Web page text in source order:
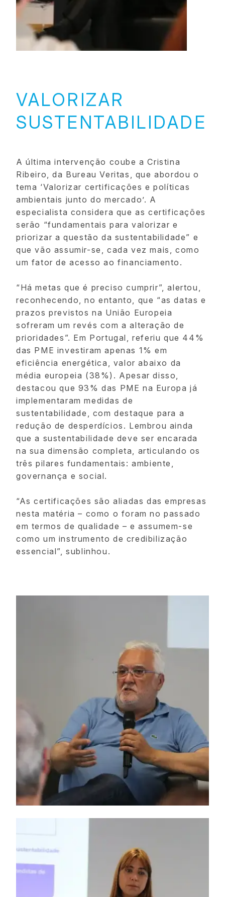
VALORIZAR
SUSTENTABILIDADE
A última intervenção coube a Cristina
Ribeiro, da Bureau Veritas, que abordou o
tema ‘Valorizar certificações e políticas
ambientais junto do mercado’. A
especialista considera que as certificações
serão “fundamentais para valorizar e
priorizar a questão da sustentabilidade” e
que vão assumir-se, cada vez mais, como
um fator de acesso ao financiamento.
“Há metas que é preciso cumprir”, alertou,
reconhecendo, no entanto, que “as datas e
prazos previstos na União Europeia
sofreram um revés com a alteração de
prioridades”. Em Portugal, referiu que 44%
das PME investiram apenas 1% em
eficiência energética, valor abaixo da
média europeia (38%). Apesar disso,
destacou que 93% das PME na Europa já
implementaram medidas de
sustentabilidade, com destaque para a
redução de desperdícios. Lembrou ainda
que a sustentabilidade deve ser encarada
na sua dimensão completa, articulando os
três pilares fundamentais: ambiente,
governança e social.
“As certificações são aliadas das empresas
nesta matéria – como o foram no passado
em termos de qualidade – e assumem-se
como um instrumento de credibilização
essencial”, sublinhou.